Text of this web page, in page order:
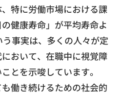
特に労働市場における課
健康寿命」が平均寿命よ
事実は、多くの人々が定
おいて、在職中に視覚障
とを示唆しています。
働き続けるための社会的